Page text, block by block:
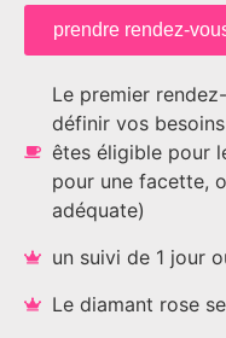
prendre rendez-
Le premier
définir vos
êtes éligible pour
pour une facette,
adéquate)
un suivi de 1 jour
Le diamant rose